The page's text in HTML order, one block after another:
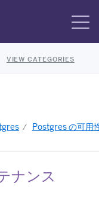
VIEW CATEGORIES
Postgres の可用
ナンス